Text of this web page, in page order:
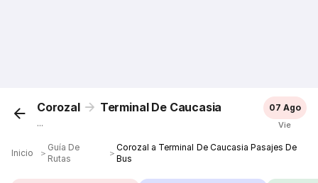
Corozal Terminal De Caucasia
...
07 Ago
Vie
Inicio ＞
Guía De
Rutas
＞
Corozal a Terminal De Caucasia Pasajes De
Bus